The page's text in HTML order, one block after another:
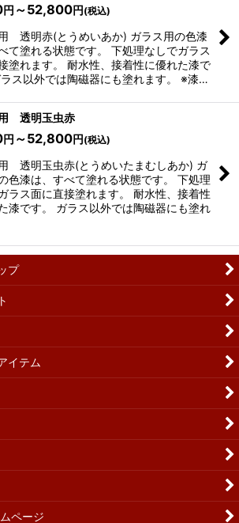
円 ～52,800円 (税込)
透明赤(とうめいあか) ガラス用の色漆
て塗れる状態です。 下処理なしでガラス
塗れます。 耐水性、接着性に優れた漆で
ス以外では陶磁器にも塗れます。 ※漆…
透明玉虫赤
円 ～52,800円 (税込)
透明玉虫赤(とうめいたまむしあか) ガ
色漆は、すべて塗れる状態です。 下処理
ラス面に直接塗れます。 耐水性、接着性
漆です。 ガラス以外では陶磁器にも塗れ
プ
イテム
ページ